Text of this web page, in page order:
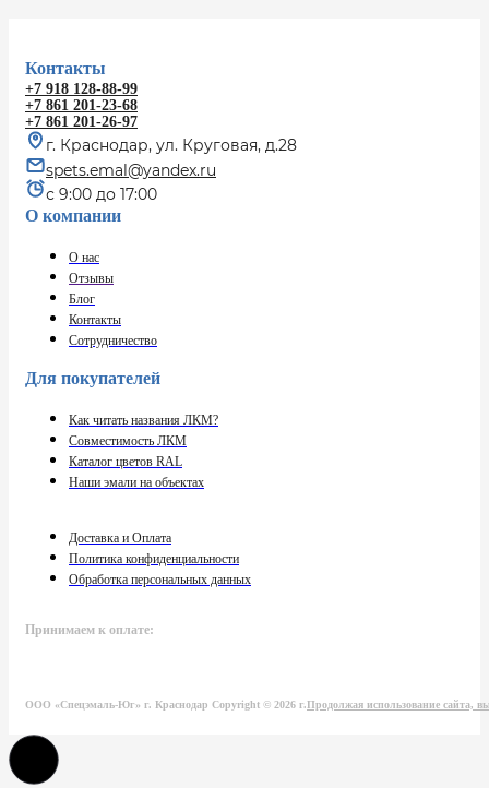
Контакты
+7 918 128-88-99
+7 861 201-23-68
+7 861 201-26-97
г. Краснодар, ул. Круговая, д.28
spets.emal@yandex.ru
с 9:00 до 17:00
О компании
О нас
Отзывы
Блог
Контакты
Сотрудничество
Для покупателей
Как читать названия ЛКМ?
Совместимость ЛКМ
Каталог цветов RAL
Наши эмали на объектах
Доставка и Оплата
Политика конфиденциальности
Обработка персональных данных
Принимаем к оплате:
ООО «Спецэмаль-Юг» г. Краснодар Copyright © 2026 г.Продолжая использование сайта,